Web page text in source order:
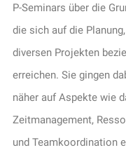
P-Seminars über die
die sich auf die
diversen Projekten
erreichen. Sie gingen
näher auf Aspekte wie
Zeitmanagement,
und Teamkoordination